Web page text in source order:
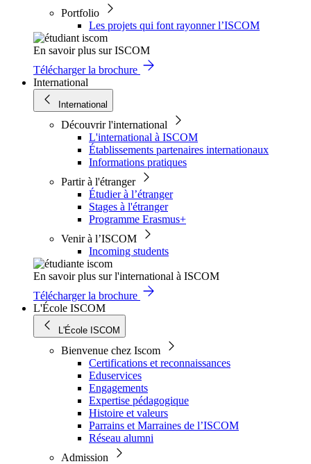
Portfolio
Les projets qui font rayonner l’ISCOM
En savoir plus sur ISCOM
Télécharger la brochure
International
International
Découvrir l'international
L'international à ISCOM
Établissements partenaires internationaux
Informations pratiques
Partir à l'étranger
Étudier à l’étranger
Stages à l'étranger
Programme Erasmus+
Venir à l’ISCOM
Incoming students
En savoir plus sur l'international à ISCOM
Télécharger la brochure
L'École ISCOM
L'École ISCOM
Bienvenue chez Iscom
Certifications et reconnaissances
Eduservices
Engagements
Expertise pédagogique
Histoire et valeurs
Parrains et Marraines de l’ISCOM
Réseau alumni
Admission